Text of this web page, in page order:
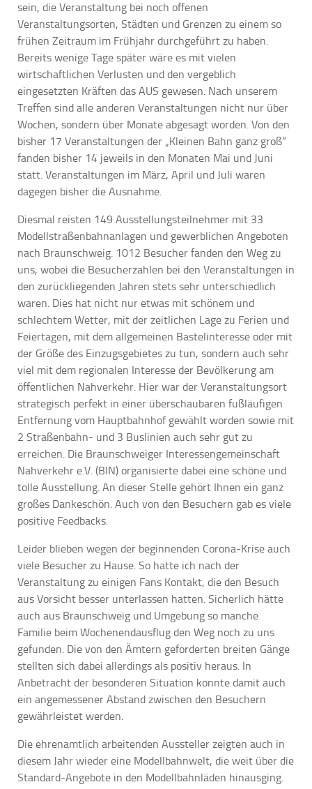
sein, die Veranstaltung bei noch offenen
Veranstaltungsorten, Städten und Grenzen zu einem so
frühen Zeitraum im Frühjahr durchgeführt zu haben.
Bereits wenige Tage später wäre es mit vielen
wirtschaftlichen Verlusten und den vergeblich
eingesetzten Kräften das AUS gewesen. Nach unserem
Treffen sind alle anderen Veranstaltungen nicht nur über
Wochen, sondern über Monate abgesagt worden. Von den
bisher 17 Veranstaltungen der „Kleinen Bahn ganz groß“
fanden bisher 14 jeweils in den Monaten Mai und Juni
statt. Veranstaltungen im März, April und Juli waren
dagegen bisher die Ausnahme.
Diesmal reisten 149 Ausstellungsteilnehmer mit 33
Modellstraßenbahnanlagen und gewerblichen Angeboten
nach Braunschweig. 1012 Besucher fanden den Weg zu
uns, wobei die Besucherzahlen bei den Veranstaltungen in
den zurückliegenden Jahren stets sehr unterschiedlich
waren. Dies hat nicht nur etwas mit schönem und
schlechtem Wetter, mit der zeitlichen Lage zu Ferien und
Feiertagen, mit dem allgemeinen Bastelinteresse oder mit
der Größe des Einzugsgebietes zu tun, sondern auch sehr
viel mit dem regionalen Interesse der Bevölkerung am
öffentlichen Nahverkehr. Hier war der Veranstaltungsort
strategisch perfekt in einer überschaubaren fußläufigen
Entfernung vom Hauptbahnhof gewählt worden sowie mit
2 Straßenbahn- und 3 Buslinien auch sehr gut zu
erreichen. Die Braunschweiger Interessengemeinschaft
Nahverkehr e.V. (BIN) organisierte dabei eine schöne und
tolle Ausstellung. An dieser Stelle gehört Ihnen ein ganz
großes Dankeschön. Auch von den Besuchern gab es viele
positive Feedbacks.
Leider blieben wegen der beginnenden Corona-Krise auch
viele Besucher zu Hause. So hatte ich nach der
Veranstaltung zu einigen Fans Kontakt, die den Besuch
aus Vorsicht besser unterlassen hatten. Sicherlich hätte
auch aus Braunschweig und Umgebung so manche
Familie beim Wochenendausflug den Weg noch zu uns
gefunden. Die von den Ämtern geforderten breiten Gänge
stellten sich dabei allerdings als positiv heraus. In
Anbetracht der besonderen Situation konnte damit auch
ein angemessener Abstand zwischen den Besuchern
gewährleistet werden.
Die ehrenamtlich arbeitenden Aussteller zeigten auch in
diesem Jahr wieder eine Modellbahnwelt, die weit über die
Standard-Angebote in den Modellbahnläden hinausging.